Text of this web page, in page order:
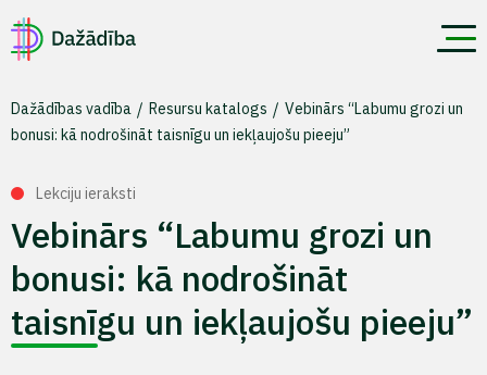
Dažādības vadība Resursu katalogs
Vebinārs “Labumu grozi un
bonusi: kā nodrošināt taisnīgu un iekļaujošu pieeju”
Lekciju ieraksti
Vebinārs “Labumu grozi un
bonusi: kā nodrošināt
taisnīgu un iekļaujošu pieeju”